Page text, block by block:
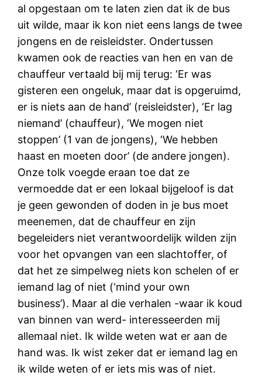
al opgestaan om te laten zien dat ik de bus
uit wilde, maar ik kon niet eens langs de twee
jongens en de reisleidster. Ondertussen
kwamen ook de reacties van hen en van de
chauffeur vertaald bij mij terug: ‘Er was
gisteren een ongeluk, maar dat is opgeruimd,
er is niets aan de hand’ (reisleidster), ‘Er lag
niemand’ (chauffeur), ‘We mogen niet
stoppen’ (1 van de jongens), ‘We hebben
haast en moeten door’ (de andere jongen).
Onze tolk voegde eraan toe dat ze
vermoedde dat er een lokaal bijgeloof is dat
je geen gewonden of doden in je bus moet
meenemen, dat de chauffeur en zijn
begeleiders niet verantwoordelijk wilden zijn
voor het opvangen van een slachtoffer, of
dat het ze simpelweg niets kon schelen of er
iemand lag of niet (‘mind your own
business’). Maar al die verhalen -waar ik koud
van binnen van werd- interesseerden mij
allemaal niet. Ik wilde weten wat er aan de
hand was. Ik wist zeker dat er iemand lag en
ik wilde weten of er iets mis was of niet.